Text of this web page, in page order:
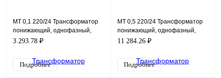
MT 0,1 220/24 Трансформатор
понижающий, однофазный,
мощность 100ВА, входное
3 293.78 ₽
Подробнее
MT 0,5 220/24 Трансформатор
понижающий, однофазный,
мощность 500ВА, входное
11 284.26 ₽
Подробнее